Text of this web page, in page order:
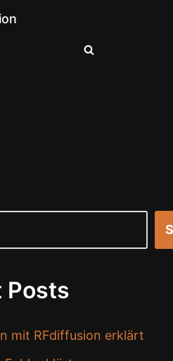
Posts
mit RFdiffusion erklärt